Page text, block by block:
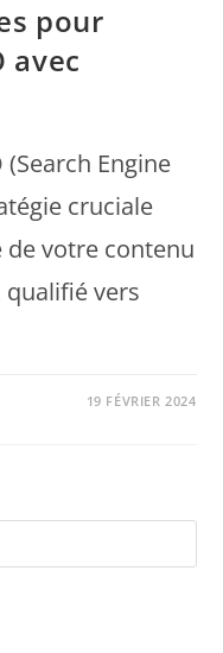
pour
avec
Engine
cruciale
votre contenu
vers
19 FÉVRIER 2024